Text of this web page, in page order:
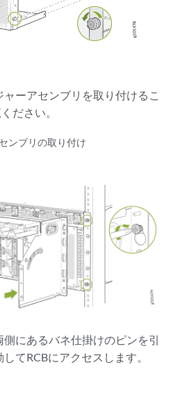
ーアセンブリを取り付けるこ
ださい。
ンブリの取り付け
にあるバネ仕掛けのピンを引
てRCBにアクセスします。